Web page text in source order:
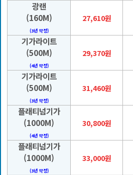
광랜
(160M)
(3년 약정)
27,610원
기가라이트
(500M)
(4년 약정)
29,370원
기가라이트
(500M)
(3년 약정)
31,460원
플래티넘기가
(1000M)
(4년 약정)
30,800원
플래티넘기가
(1000M)
(3년 약정)
33,000원